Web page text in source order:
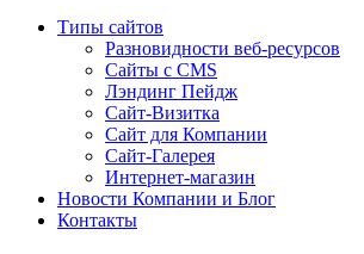
Типы сайтов
Разновидности веб-ресурсов
Сайты с CMS
Лэндинг Пейдж
Сайт-Визитка
Сайт для Компании
Сайт-Галерея
Интернет-магазин
Новости Компании и Блог
Контакты